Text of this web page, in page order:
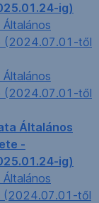
ig)
(2024.07.01-től
(2024.07.01-től
Általános
-
ig)
(2024.07.01-től